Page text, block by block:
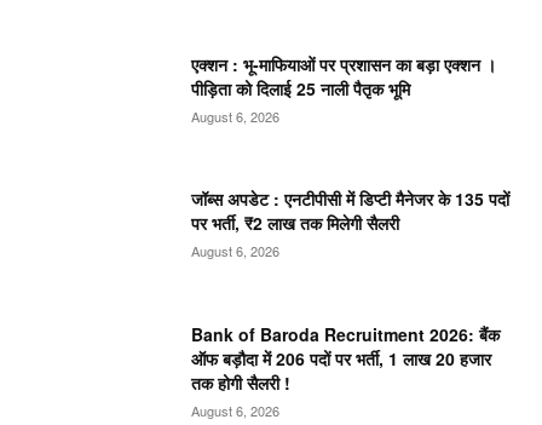
एक्शन : भू-माफियाओं पर प्रशासन का बड़ा एक्शन ।
पीड़िता को दिलाई 25 नाली पैतृक भूमि
August 6, 2026
जॉब्स अपडेट : एनटीपीसी में डिप्टी मैनेजर के 135 पदों
पर भर्ती, ₹2 लाख तक मिलेगी सैलरी
August 6, 2026
Bank of Baroda Recruitment 2026: बैंक
ऑफ बड़ौदा में 206 पदों पर भर्ती, 1 लाख 20 हजार
तक होगी सैलरी !
August 6, 2026